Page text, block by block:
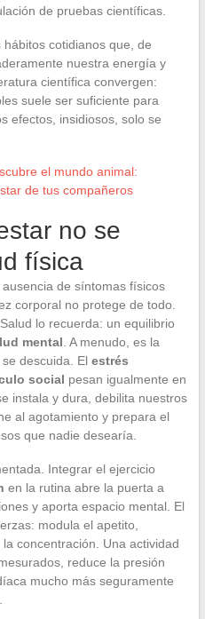
de pruebas científicas.
cotidianos que, de
nuestra energía y
científica convergen:
suele ser suficiente para
efectos, insidiosos, solo se
el mundo animal:
de tus compañeros
no se
física
de síntomas físicos
corporal no protege de todo.
lo recuerda: un equilibrio
mental . A menudo, es la
descuida. El estrés
social pesan igualmente en
instala y dura, debilita nuestros
al agotamiento y prepara el
que nadie desearía.
Integrar el ejercicio
en la rutina abre la puerta a
y aporta espacio mental. El
modula el apetito,
concentración. Una actividad
reduce la presión
mucho más seguramente